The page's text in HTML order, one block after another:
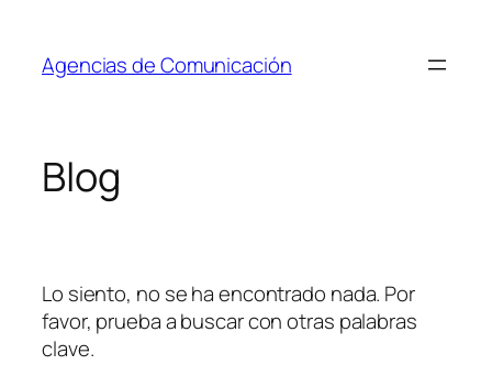
contenido
Agencias de Comunicación
Blog
Lo siento, no se ha encontrado nada. Por
favor, prueba a buscar con otras palabras
clave.